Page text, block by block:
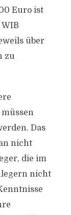
Euro ist
über
zu
Das
nicht
die im
nicht